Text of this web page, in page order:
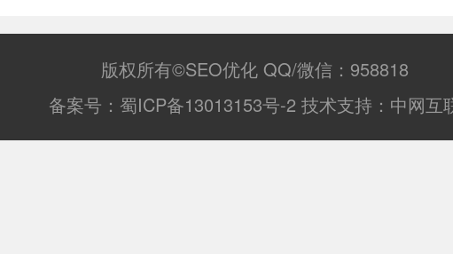
版权所有©SEO优化 QQ/微信：958818
备案号： 蜀ICP备13013153号-2 技术支持： 中网互